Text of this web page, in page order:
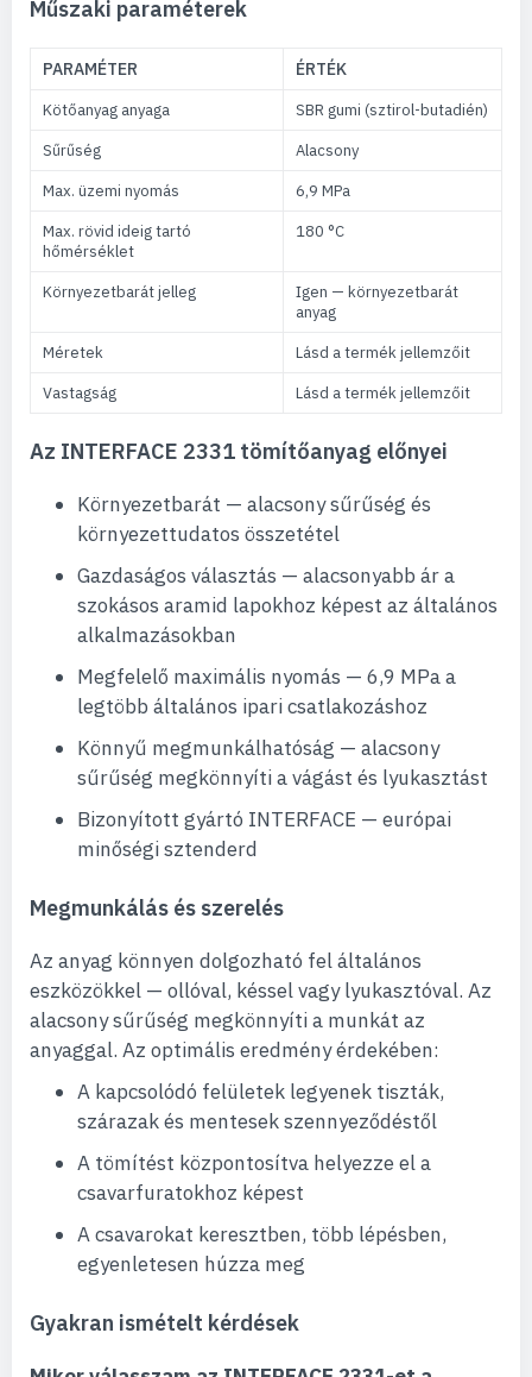
Műszaki paraméterek
PARAMÉTER ÉRTÉK
Kötőanyag anyaga
SBR gumi (sztirol-butadién)
Sűrűség
Alacsony
Max. üzemi nyomás
6,9 MPa
Max. rövid ideig tartó
hőmérséklet
180 °C
Környezetbarát jelleg
Igen — környezetbarát
anyag
Méretek
Lásd a termék jellemzőit
Vastagság
Lásd a termék jellemzőit
Az INTERFACE 2331 tömítőanyag előnyei
Környezetbarát — alacsony sűrűség és
környezettudatos összetétel
Gazdaságos választás — alacsonyabb ár a
szokásos aramid lapokhoz képest az általános
alkalmazásokban
Megfelelő maximális nyomás — 6,9 MPa a
legtöbb általános ipari csatlakozáshoz
Könnyű megmunkálhatóság — alacsony
sűrűség megkönnyíti a vágást és lyukasztást
Bizonyított gyártó INTERFACE — európai
minőségi sztenderd
Megmunkálás és szerelés
Az anyag könnyen dolgozható fel általános
eszközökkel — ollóval, késsel vagy lyukasztóval. Az
alacsony sűrűség megkönnyíti a munkát az
anyaggal. Az optimális eredmény érdekében:
A kapcsolódó felületek legyenek tiszták,
szárazak és mentesek szennyeződéstől
A tömítést központosítva helyezze el a
csavarfuratokhoz képest
A csavarokat keresztben, több lépésben,
egyenletesen húzza meg
Gyakran ismételt kérdések